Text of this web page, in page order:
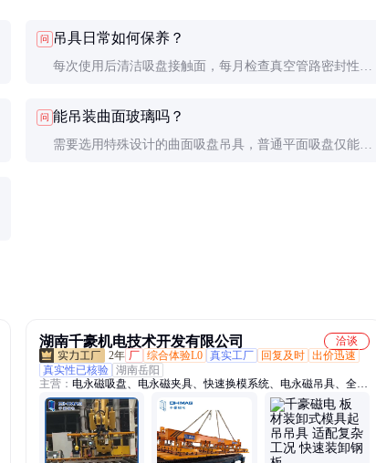
问 吊具日常如何保养？
每次使用后清洁吸盘接触面，每月检查真空管路密封性，
橡胶件避光存放。
问 能吊装曲面玻璃吗？
需要选用特殊设计的曲面吸盘吊具，普通平面吸盘仅能用
湖南千豪机电技术开发有限公司
洽谈
2年 厂 综合体验L0 真实工厂 回复及时 出价迅速
真实性已核验 湖南岳阳
主营： 电永磁吸盘、电永磁夹具、快速换模系统、电永磁吊具、全覆
盖电永磁吊具、起重吊具、上下料吊具、吊钢板专用吊具、吊具、磁
力吊、磁力模板、电磁吸盘、电永磁控制器、夹具